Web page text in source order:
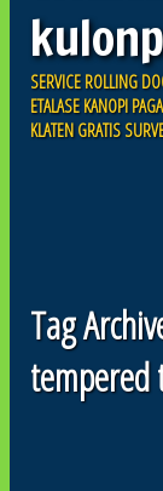
SERVICE ROLLING
ETALASE KANOPI
KLATEN GRATIS
Tag